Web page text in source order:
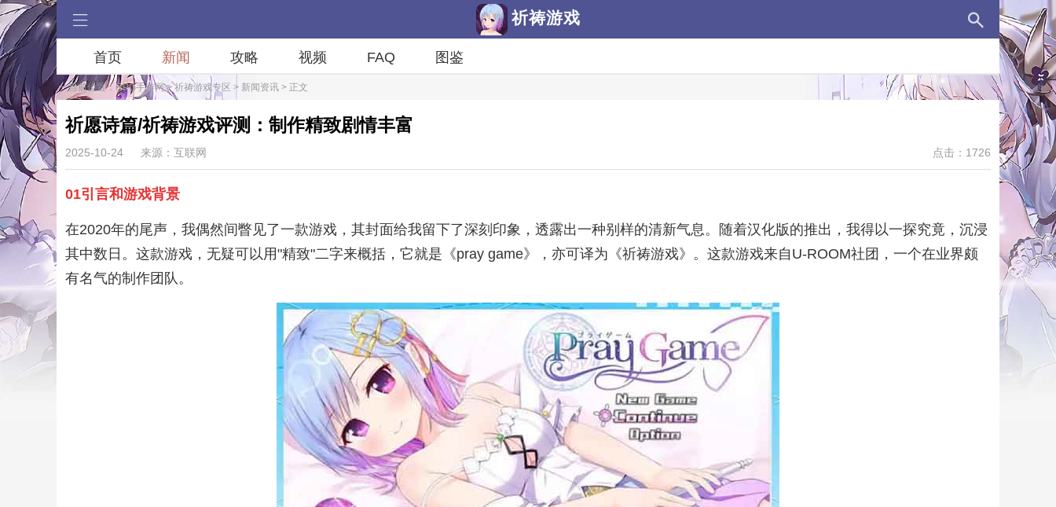
祈祷游戏
首页 新闻 攻略 视频 FAQ 图鉴
当前位置：RPG手游网>祈祷游戏专区 > 新闻资讯 > 正文
祈愿诗篇/祈祷游戏评测：制作精致剧情丰富
2025-10-24 来源：互联网 点击：1726
01引言和游戏背景
在2020年的尾声，我偶然间瞥见了一款游戏，其封面给我留下了深刻印象，透露出一种别样的清新气息。随着汉化版的推出，我得以一探究竟，沉浸
其中数日。这款游戏，无疑可以用"精致"二字来概括，它就是《pray game》，亦可译为《祈祷游戏》。这款游戏来自U-ROOM社团，一个在业界颇
有名气的制作团队。